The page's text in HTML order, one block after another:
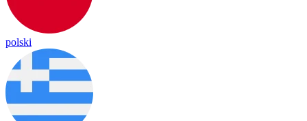
polski